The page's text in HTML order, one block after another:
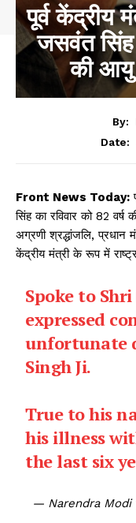
पूर्व केंद्रीय
जसवंत सिंह
की आयु
By:
Date:
Front News Today:
सिंह का रविवार को 82
अग्रणी श्रद्धांजलि,
केंद्रीय मंत्री के रूप में
Spoke to
expressed
unfortunate
Singh Ji.
True to his
his illness
the last six
— Narendra Modi